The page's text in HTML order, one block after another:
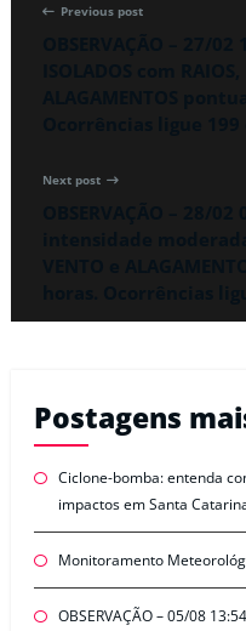
Previous post
Next post
Postagens
Ciclone-bomba: entenda
impactos em Santa
Monitoramento
OBSERVAÇÃO – 05/08